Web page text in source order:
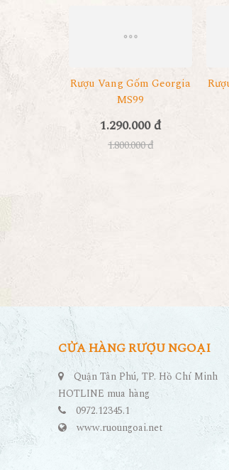
Rượu Vang Gốm Georgia
MS99
1.290.000 đ
1.800.000 đ
CỬA HÀNG RƯỢU NGOẠI
Quận Tân Phú, TP. Hồ Chí Minh
HOTLINE mua hàng
0972.12345.1
www.ruoungoai.net